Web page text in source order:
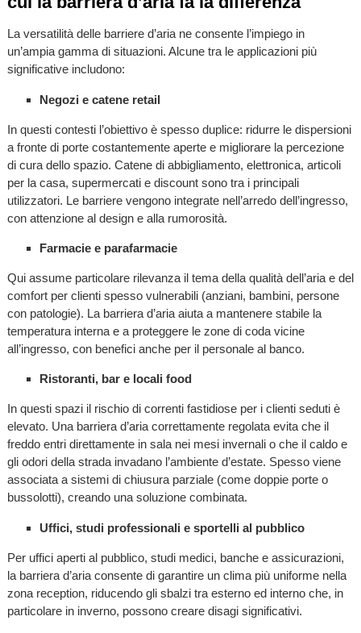
La versatilità delle barriere d’aria ne consente l’impiego in
un’ampia gamma di situazioni. Alcune tra le applicazioni più
significative includono:
Negozi e catene retail
In questi contesti l’obiettivo è spesso duplice: ridurre le dispersioni
a fronte di porte costantemente aperte e migliorare la percezione
di cura dello spazio. Catene di abbigliamento, elettronica, articoli
per la casa, supermercati e discount sono tra i principali
utilizzatori. Le barriere vengono integrate nell’arredo dell’ingresso,
con attenzione al design e alla rumorosità.
Farmacie e parafarmacie
Qui assume particolare rilevanza il tema della qualità dell’aria e del
comfort per clienti spesso vulnerabili (anziani, bambini, persone
con patologie). La barriera d’aria aiuta a mantenere stabile la
temperatura interna e a proteggere le zone di coda vicine
all’ingresso, con benefici anche per il personale al banco.
Ristoranti, bar e locali food
In questi spazi il rischio di correnti fastidiose per i clienti seduti è
elevato. Una barriera d’aria correttamente regolata evita che il
freddo entri direttamente in sala nei mesi invernali o che il caldo e
gli odori della strada invadano l’ambiente d’estate. Spesso viene
associata a sistemi di chiusura parziale (come doppie porte o
bussolotti), creando una soluzione combinata.
Uffici, studi professionali e sportelli al pubblico
Per uffici aperti al pubblico, studi medici, banche e assicurazioni,
la barriera d’aria consente di garantire un clima più uniforme nella
zona reception, riducendo gli sbalzi tra esterno ed interno che, in
particolare in inverno, possono creare disagi significativi.